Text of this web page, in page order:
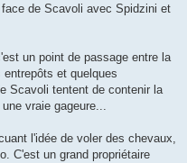
de Scavoli avec Spidzini et
un point de passage entre la
et quelques
Scavoli tentent de contenir la
vraie gageure...
l'idée de voler des chevaux,
C'est un grand propriétaire